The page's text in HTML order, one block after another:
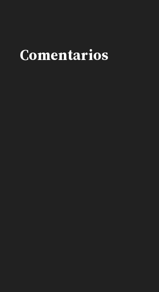
Comentarios